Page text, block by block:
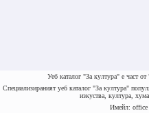
Уеб каталог "За култура" е
Специализираният уеб каталог "За култура"
изкуства, култура,
Имейл: office